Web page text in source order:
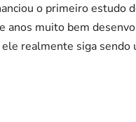
o primeiro estudo
anos muito bem
ele realmente siga